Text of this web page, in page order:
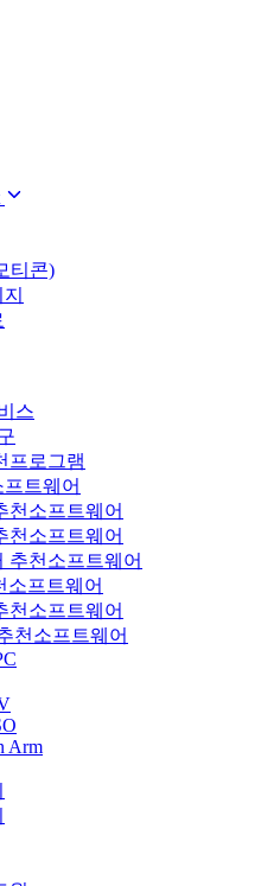
티콘)
스
프로그램
트웨어
천소프트웨어
천소프트웨어
추천소프트웨어
소프트웨어
천소프트웨어
천소프트웨어
Arm